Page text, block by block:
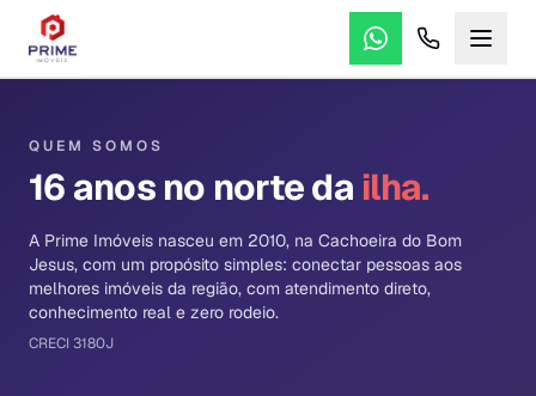
QUEM SOMOS
16 anos no norte da ilha.
A Prime Imóveis nasceu em 2010, na Cachoeira do Bom
Jesus, com um propósito simples: conectar pessoas aos
melhores imóveis da região, com atendimento direto,
conhecimento real e zero rodeio.
CRECI 3180J